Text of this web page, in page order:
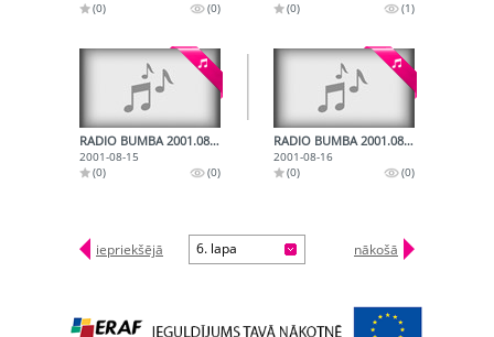
(0)
(0)
(0)
(1)
RADIO BUMBA 2001.08.15.
2001-08-15
(0)
(0)
RADIO BUMBA 2001.08.16.
2001-08-16
(0)
(0)
iepriekšējā 6. lapa nākošā